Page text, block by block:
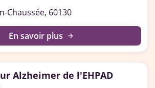
Chaussée, 60130
En savoir plus arrow_forward
Alzheimer de l'EHPAD